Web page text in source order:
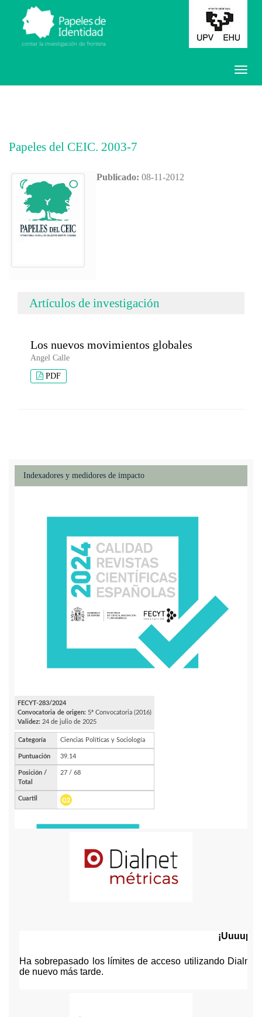
Papeles del CEIC. 2003-7
Publicado: 08-11-2012
Artículos de investigación
Los nuevos movimientos globales
Angel Calle
PDF
Indexadores y medidores de impacto